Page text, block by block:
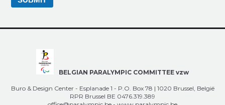
BELGIAN PARALYMPIC COMMITTEE vzw
Buro & Design Center - Esplanade 1 - P.O. Box 78 | 1020 Brussel, België
RPR Brussel BE 0476.319.389